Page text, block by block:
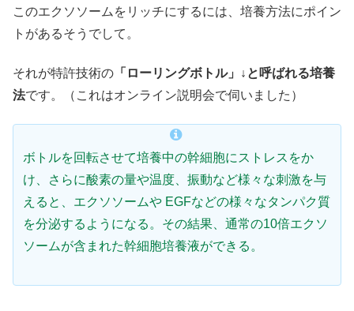
このエクソソームをリッチにするには、培養方法にポイン
トがあるそうでして。
それが特許技術の 「ローリングボトル」↓と呼ばれる培養
法です。（これはオンライン説明会で伺いました）
ボトルを回転させて培養中の幹細胞にストレスをか
け、さらに酸素の量や温度、振動など様々な刺激を与
えると、エクソソームや EGFなどの様々なタンパク質
を分泌するようになる。その結果、通常の10倍エクソ
ソームが含まれた幹細胞培養液ができる。